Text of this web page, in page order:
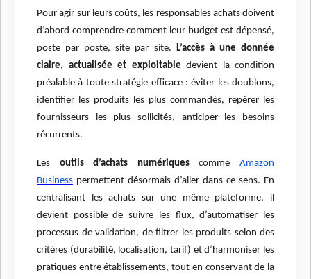
Pour agir sur leurs coûts, les responsables achats doivent
d’abord comprendre comment leur budget est dépensé,
poste par poste, site par site. L’accès à une donnée
claire, actualisée et exploitable devient la condition
préalable à toute stratégie efficace : éviter les doublons,
identifier les produits les plus commandés, repérer les
fournisseurs les plus sollicités, anticiper les besoins
récurrents.
Les outils d’achats numériquescommeAmazon
Business permettent désormais d’aller dans ce sens. En
centralisant les achats sur une même plateforme, il
devient possible de suivre les flux, d’automatiser les
processus de validation, de filtrer les produits selon des
critères (durabilité, localisation, tarif) et d’harmoniser les
pratiques entre établissements, tout en conservant de la